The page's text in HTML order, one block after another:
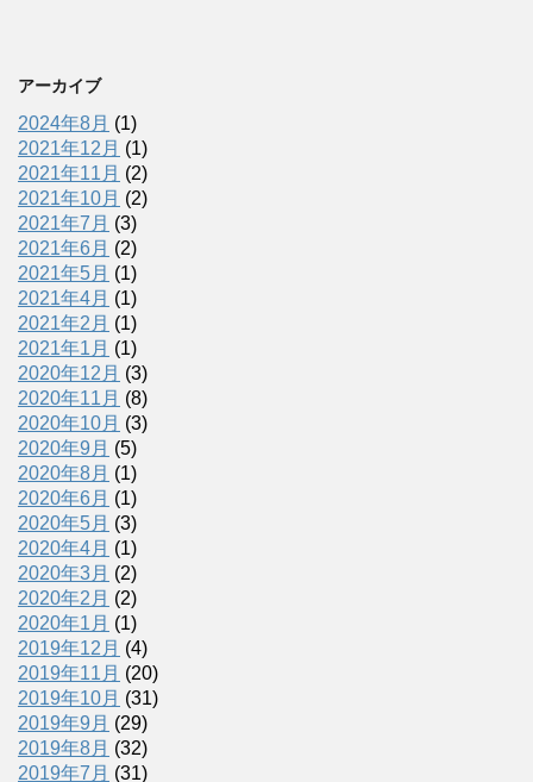
アーカイブ
2024年8月 (1)
2021年12月 (1)
2021年11月 (2)
2021年10月 (2)
2021年7月 (3)
2021年6月 (2)
2021年5月 (1)
2021年4月 (1)
2021年2月 (1)
2021年1月 (1)
2020年12月 (3)
2020年11月 (8)
2020年10月 (3)
2020年9月 (5)
2020年8月 (1)
2020年6月 (1)
2020年5月 (3)
2020年4月 (1)
2020年3月 (2)
2020年2月 (2)
2020年1月 (1)
2019年12月 (4)
2019年11月 (20)
2019年10月 (31)
2019年9月 (29)
2019年8月 (32)
2019年7月 (31)